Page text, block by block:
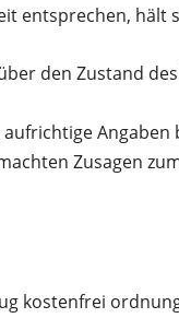
entsprechen, hält
den Zustand
Angaben
Zusagen
kostenfrei